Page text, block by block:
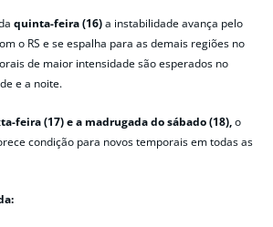
quinta-feira (16)a instabilidade avança pelo
o RS e se espalha para as demais regiões no
de maior intensidade são esperados no
e a noite.
feira (17) e a madrugada do sábado (18),o
condição para novos temporais em todas as